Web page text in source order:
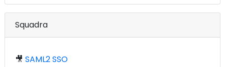
Squadra
🎥 SAML2 SSO